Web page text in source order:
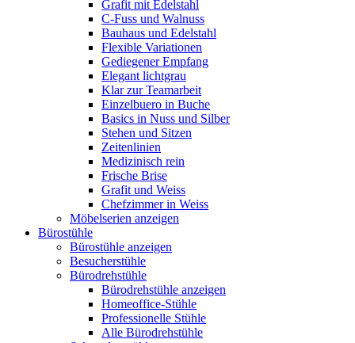
Grafit mit Edelstahl
C-Fuss und Walnuss
Bauhaus und Edelstahl
Flexible Variationen
Gediegener Empfang
Elegant lichtgrau
Klar zur Teamarbeit
Einzelbuero in Buche
Basics in Nuss und Silber
Stehen und Sitzen
Zeitenlinien
Medizinisch rein
Frische Brise
Grafit und Weiss
Chefzimmer in Weiss
Möbelserien anzeigen
Bürostühle
Bürostühle anzeigen
Besucherstühle
Bürodrehstühle
Bürodrehstühle anzeigen
Homeoffice-Stühle
Professionelle Stühle
Alle Bürodrehstühle